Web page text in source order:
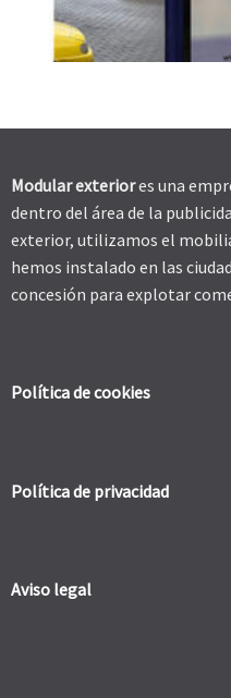
Modular exteriores una
dentro del área de la
exterior, utilizamos el
hemos instalado en las
concesión para explotar
Política de cookies
Política de privacidad
Aviso legal